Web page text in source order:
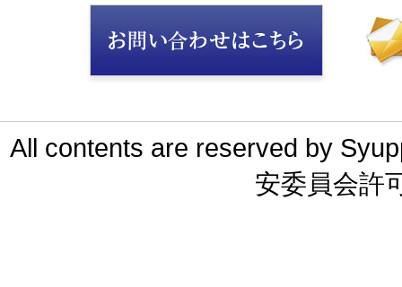
All contents are reserved by
安委員会許